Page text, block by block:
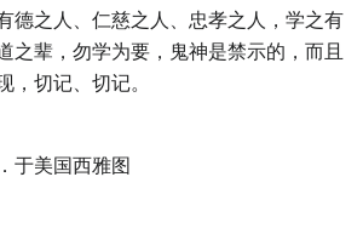
德之人、仁慈之人、忠孝之人，学之有
之辈，勿学为要，鬼神是禁示的，而且
，切记、切记。
于美国西雅图